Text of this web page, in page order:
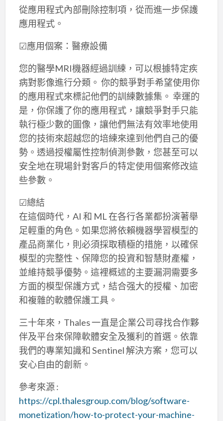
從應用程式內部刪除控制項，從而進一步保護
應用程式。
☑應用個案：醫療設備
您的醫學MRI機器經過訓練，可以根據特定疾
病對影像進行分類。 你的競爭對手希望使用你
的應用程式來標記他們的訓練數據集。 幸運的
是，你保護了你的應用程式，讓競爭對手只能
執行極少數的圖像，讓他們無法有效率地使用
您的技術來超越您的培練來達到他們自己的優
勢。透過授權屬性控制偵測參數，您甚至可以
安全地在現場針對客戶的特定使用個案修改這
些參數。
☑總結
在這個時代，AI 和 ML 在各行各業都扮演著舉
足輕重的角色。如果您將依賴機器學習模型的
產品商業化，則必須採取積極的措施，以確保
模型的完整性、保障您的投資和智慧財產權，
並維持競爭優勢。這裡概述的主要漏洞需要多
方面的模型保護方式，結合强大的授權、加密
和複雜的軟體保護工具。
三十年來，Thales 一直是企業公司尋找合作夥
伴及平台來保障軟體安全及獲利的首選。依靠
我們的專業知識和 Sentinel 解決方案，您可以
安心自由的創新。
參考來源 :
https://cpl.thalesgroup.com/blog/software-
monetization/how-to-protect-your-machine-